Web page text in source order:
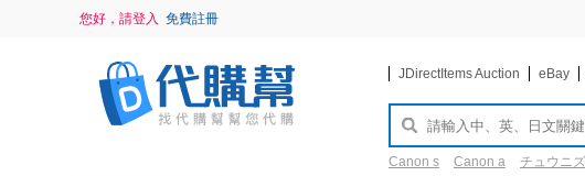
您好，請登入 免費註冊
JDirectItems Auction eBay
Canon s Canon a チュウニ